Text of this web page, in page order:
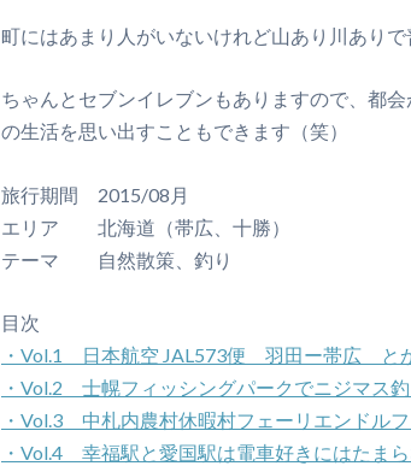
町にはあまり人がいないけれど山あり川ありで
ちゃんとセブンイレブンもありますので、都
の生活を思い出すこともできます（笑）
旅行期間 2015/08月
エリア 北海道（帯広、十勝）
テーマ 自然散策、釣り
目次
・Vol.1 日本航空 JAL573便 羽田ー帯広 と
・Vol.2 士幌フィッシングパークでニジマス
・Vol.3 中札内農村休暇村フェーリエンドル
・Vol.4 幸福駅と愛国駅は電車好きにはたま